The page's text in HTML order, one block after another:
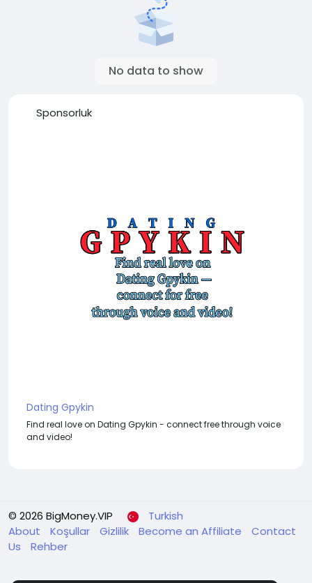
No data to show
Sponsorluk
Dating Gpykin
Find real love on Dating Gpykin - connect free through voice
and video!
© 2026 BigMoney.VIP
Turkish
About
Koşullar Gizlilik Become an Affiliate
Contact
Us
Rehber